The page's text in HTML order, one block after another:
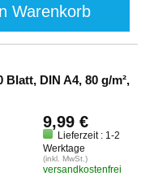
Warenkorb
DIN A4, 80 g/m²,
9,99 €
Lieferzeit : 1-2
Werktage
(inkl. MwSt.)
versandkostenfrei